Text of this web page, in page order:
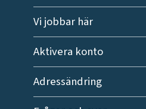
Vi jobbar här
Aktivera konto
Adressändring